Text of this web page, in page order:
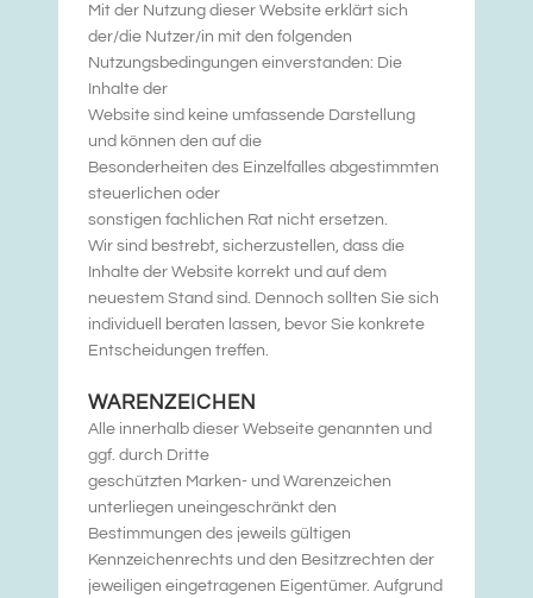
Mit der Nutzung dieser Website erklärt sich
der/die Nutzer/in mit den folgenden
Nutzungsbedingungen einverstanden: Die
Inhalte der
Website sind keine umfassende Darstellung
und können den auf die
Besonderheiten des Einzelfalles abgestimmten
steuerlichen oder
sonstigen fachlichen Rat nicht ersetzen.
Wir sind bestrebt, sicherzustellen, dass die
Inhalte der Website korrekt und auf dem
neuestem Stand sind. Dennoch sollten Sie sich
individuell beraten lassen, bevor Sie konkrete
Entscheidungen treffen.
WARENZEICHEN
Alle innerhalb dieser Webseite genannten und
ggf. durch Dritte
geschützten Marken- und Warenzeichen
unterliegen uneingeschränkt den
Bestimmungen des jeweils gültigen
Kennzeichenrechts und den Besitzrechten der
jeweiligen eingetragenen Eigentümer. Aufgrund